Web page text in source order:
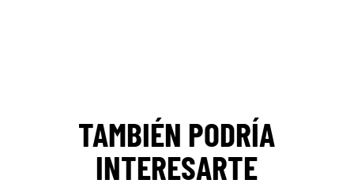
TAMBIÉN PODRÍA
INTERESARTE